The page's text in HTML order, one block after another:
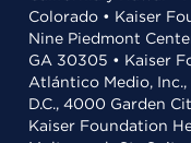
Colorado • Kaiser
Nine Piedmont
GA 30305 • Kaiser
Atlántico Medio,
D.C., 4000 Garden
Kaiser Foundation